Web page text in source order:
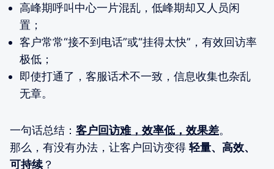
高峰期呼叫中心一片混乱，低峰期却又人员闲
置；
客户常常“接不到电话”或“挂得太快”，有效回访率
极低；
即使打通了，客服话术不一致，信息收集也杂乱
无章。
一句话总结： 客户回访难，效率低，效果差。
那么，有没有办法，让客户回访变得 轻量、高效、
可持续？